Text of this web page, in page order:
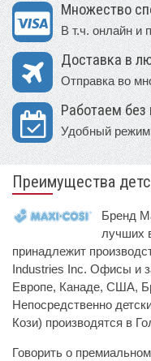
Множество
В т.ч. онлайн и
Доставка в
Отправка во
Работаем
Удобный режим
Преимущества
Бренд
лучших
принадлежит
Industries Inc. Офисы и
Европе, Канаде, США,
Непосредственно
Кози) производятся в
Говорить о